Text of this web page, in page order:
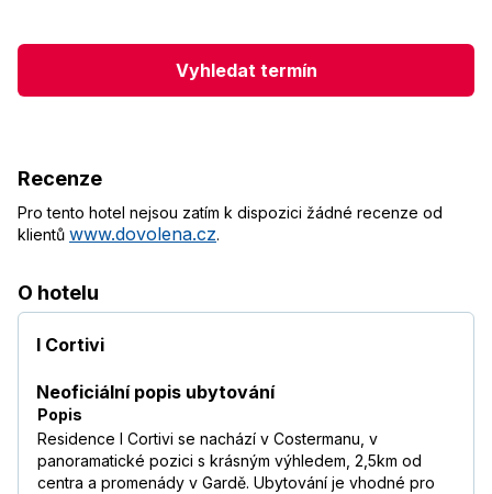
Vyhledat termín
Recenze
Pro tento hotel nejsou zatím k dispozici žádné recenze od
klientů www.dovolena.cz.
O hotelu
I Cortivi
Neoficiální popis ubytování
Popis
Residence I Cortivi se nachází v Costermanu, v
panoramatické pozici s krásným výhledem, 2,5km od
centra a promenády v Gardě. Ubytování je vhodné pro